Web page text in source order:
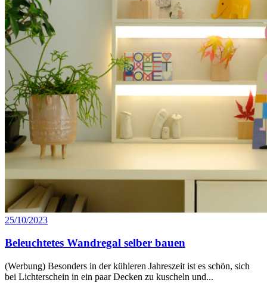
25/10/2023
Beleuchtetes Wandregal selber bauen
(Werbung) Besonders in der kühleren Jahreszeit ist es schön, sich
bei Lichterschein in ein paar Decken zu kuscheln und...